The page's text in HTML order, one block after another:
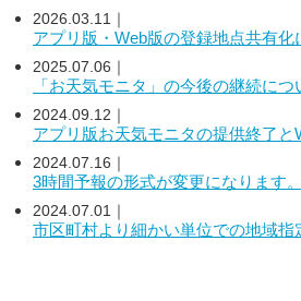
2026.03.11｜
アプリ版・Web版の登録地点共有化
2025.07.06｜
「お天気モニタ」の今後の継続につ
2024.09.12｜
アプリ版お天気モニタの提供終了と
2024.07.16｜
3時間予報の形式が変更になります。
2024.07.01｜
市区町村より細かい単位での地域指